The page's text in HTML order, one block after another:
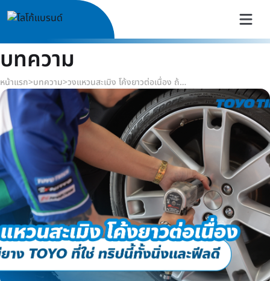
บทความ
หน้าแรก>บทความ> วงแหวนสะเมิง โค้งยาวต่อเนื่อง ถ้ามียาง TOYO ที่ใช่ ทริปนี้ทั้งนิ่งและฟีลดี